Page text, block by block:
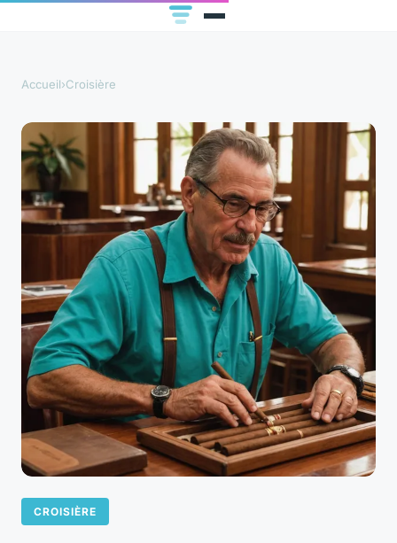
Accueil›Croisière
CROISIÈRE